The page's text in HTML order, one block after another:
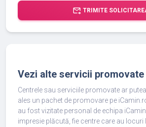
forward_to_inbox TRIMITE
Vezi alte servicii promovate
Centrele sau serviciile promovate ar
ales un pachet de promovare pe
au fost vizitate personal de echipa
impresie plăcută, fie centre care au locuri